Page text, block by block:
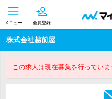
メニュー 会員登録
株式会社越前屋
この求人は現在募集を行っていま